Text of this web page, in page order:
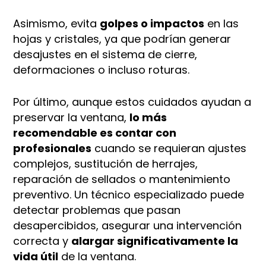
Asimismo, evita golpes o impactos en las
hojas y cristales, ya que podrían generar
desajustes en el sistema de cierre,
deformaciones o incluso roturas.
Por último, aunque estos cuidados ayudan a
preservar la ventana, lo más
recomendable es contar con
profesionales cuando se requieran ajustes
complejos, sustitución de herrajes,
reparación de sellados o mantenimiento
preventivo. Un técnico especializado puede
detectar problemas que pasan
desapercibidos, asegurar una intervención
correcta y alargar significativamente la
vida útil de la ventana.